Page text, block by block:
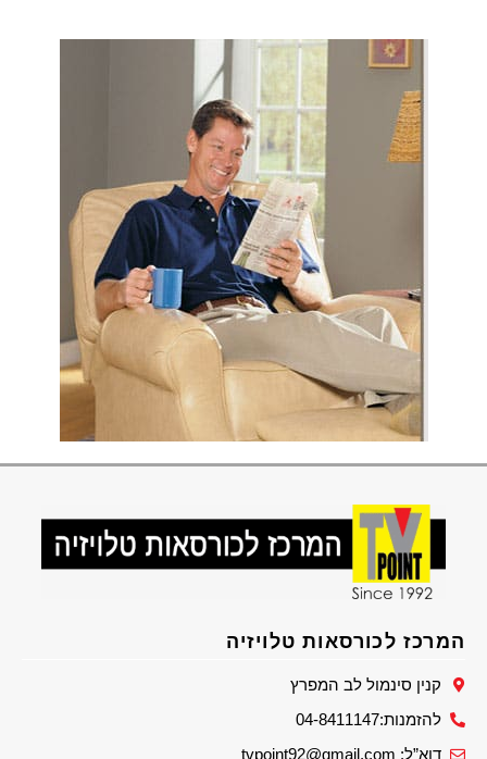
המרכז לכורסאות טלויזיה
קנין סינמול לב המפרץ
להזמנות:04-8411147
דוא”ל: tvpoint92@gmail.com